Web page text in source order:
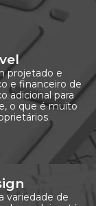
projetado e
e financeiro de
adicional para
o que é muito
variedade de